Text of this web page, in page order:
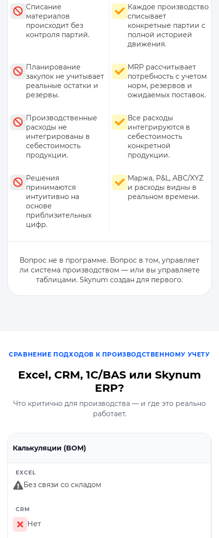
Списание
материалов
происходит без
контроля партий.
Каждое производство
списывает
конкретные партии с
полной историей
движения.
Планирование
закупок не учитывает
реальные остатки и
резервы.
MRP рассчитывает
потребность с учетом
норм, резервов и
ожидаемых поставок.
Производственные
расходы не
интегрированы в
себестоимость
продукции.
Все расходы
интегрируются в
себестоимость
конкретной
продукции.
Решения
принимаются
интуитивно на
основе
приблизительных
цифр.
Маржа, P&L, ABC/XYZ
и расходы видны в
реальном времени.
Вопрос не в программе. Вопрос в том, управляет
ли система производством — или вы управляете
таблицами. Skynum создан для первого.
СРАВНЕНИЕ ПОДХОДОВ К ПРОИЗВОДСТВЕННОМУ УЧЕТУ
Excel, CRM, 1C/BAS или Skynum
ERP?
Что критично для производства — и где это реально
работает.
Калькуляции (BOM)
Без связи со складом
Нет